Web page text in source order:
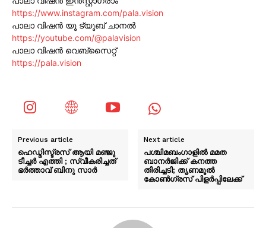
https://www.instagram.com/pala.vision
പാലാ വിഷൻ യൂ ട്യൂബ് ചാനൽ
https://youtube.com/@palavision
പാലാ വിഷൻ വെബ്സൈറ്റ്
https://pala.vision
Previous article
ഹെഡ്മിസ്ട്രസ് ആയി മഞ്ജു
ടീച്ചർ എത്തി ; സ്വീകരിച്ചത്
ഭർത്താവ് ബിനു സാർ
Next article
പശ്ചിമബംഗാളിൽ മമത
ബാനർജിക്ക് കനത്ത
തിരിച്ചടി; തൃണമൂൽ
കോൺഗ്രസ് പിളർപ്പിലേക്ക്